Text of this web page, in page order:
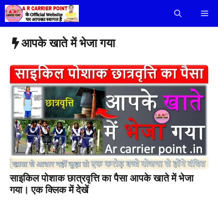
Skip
to
content
आपके खाते में भेजा गया
साइकिल पोशाक छात्रवृत्ति का पैसा आपके खाते में भेजा
गया। एक क्लिक में देखें